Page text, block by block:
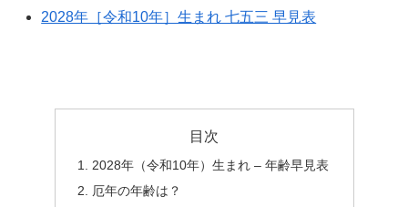
2028年［令和10年］生まれ 七五三 早見表
目次
2028年（令和10年）生まれ – 年齢早見表
厄年の年齢は？